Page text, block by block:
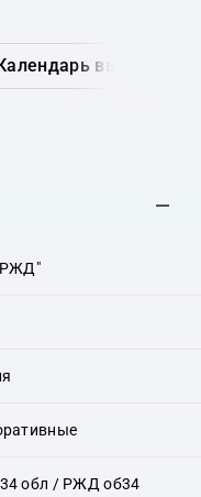
выплат
обл / РЖД об34